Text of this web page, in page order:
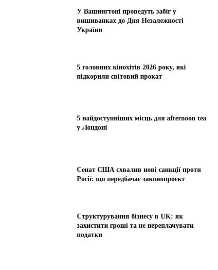
У Вашингтоні проведуть забіг у
вишиванках до Дня Незалежності
України
5 головних кінохітів 2026 року, які
підкорили світовий прокат
5 найдоступніших місць для afternoon tea
у Лондоні
Сенат США схвалив нові санкції проти
Росії: що передбачає законопроєкт
Структурування бізнесу в UK: як
захистити гроші та не переплачувати
податки